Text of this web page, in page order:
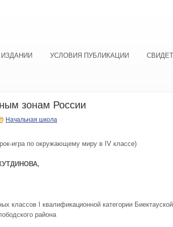
УСЛОВИЯ ПУБЛИКАЦИИ
зонам России
Начальная школа
игра по окружающему миру в IV классе)
классов
квалификационной категории
района